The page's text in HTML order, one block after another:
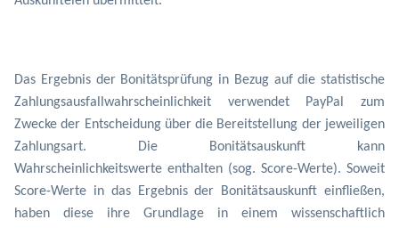
Das Ergebnis der Bonitätsprüfung in Bezug auf die statistische
Zahlungsausfallwahrscheinlichkeit verwendet PayPal zum
Zwecke der Entscheidung über die Bereitstellung der jeweiligen
Zahlungsart. Die Bonitätsauskunft kann
Wahrscheinlichkeitswerte enthalten (sog. Score-Werte). Soweit
Score-Werte in das Ergebnis der Bonitätsauskunft einfließen,
haben diese ihre Grundlage in einem wissenschaftlich